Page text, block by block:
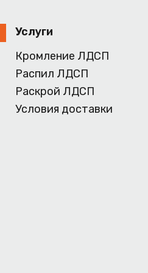
Услуги
Кромление ЛДСП
Распил ЛДСП
Раскрой ЛДСП
Условия доставки